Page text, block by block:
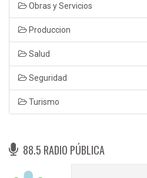
Obras y Servicios
Produccion
Salud
Seguridad
Turismo
88.5 RADIO PÚBLICA